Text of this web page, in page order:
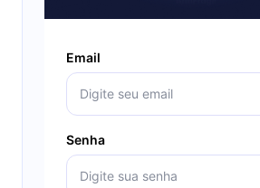
Email
Senha